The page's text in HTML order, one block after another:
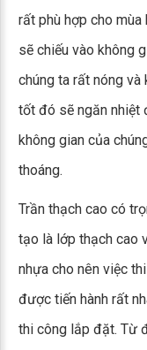
rất phù hợp cho mùa
sẽ chiếu vào không
chúng ta rất nóng và
tốt đó sẽ ngăn nhiệt
không gian của
thoáng.
Trần thạch cao có
tạo là lớp thạch cao
nhựa cho nên việc
được tiến hành rất
thi công lắp đặt. Từ